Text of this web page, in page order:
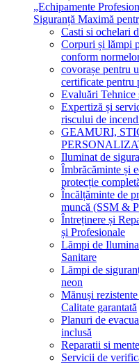
„Echipamente
Siguranță Maximă
Casti si ochelari
Corpuri și lămpi
conform
covorașe pentru
certificate pentru
Evaluări Tehnice
Expertiză și
riscului de
GEAMURI,
Iluminat de
Îmbrăcăminte și
protecție
Încălțăminte de
muncă (SSM &
Întreținere și
și Profesionale
Lămpi de
Sanitare
Lămpi de
neon
Mănuși
Calitate garantată
Planuri de
inclusă
Reparatii si
Servicii de